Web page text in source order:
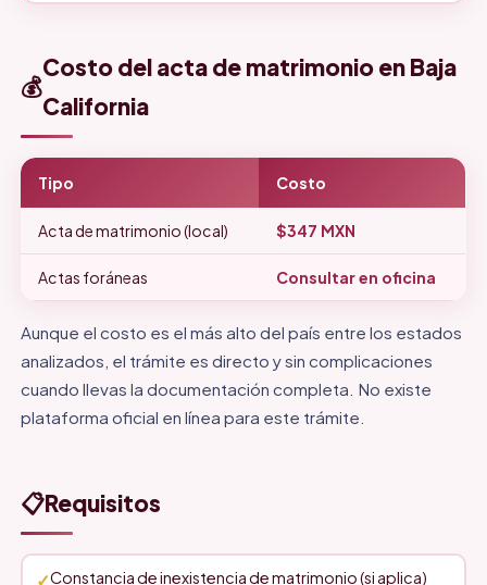
💰
Costo del acta de matrimonio en Baja
California
Tipo Costo
Acta de matrimonio (local) $347 MXN
Actas foráneas Consultar en oficina
Aunque el costo es el más alto del país entre los estados
analizados, el trámite es directo y sin complicaciones
cuando llevas la documentación completa. No existe
plataforma oficial en línea para este trámite.
📋Requisitos
Constancia de inexistencia de matrimonio (si aplica)